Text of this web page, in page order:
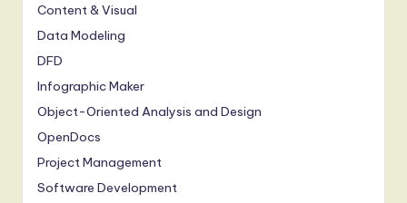
Content & Visual
Data Modeling
DFD
Infographic Maker
Object-Oriented Analysis and Design
OpenDocs
Project Management
Software Development